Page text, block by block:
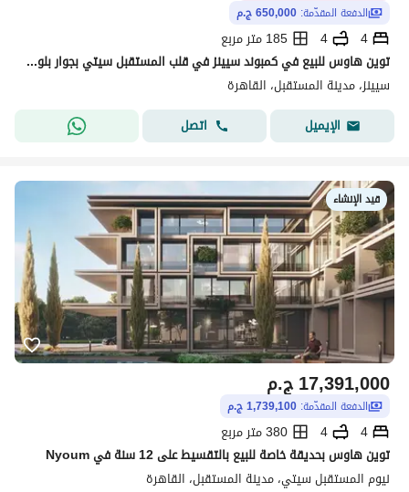
الدفعة المقدّمة: 650,000 ج.م
4
4
185 متر مربع
توين هاوس للبيع في كمبوند سيينز في قلب المستقبل سيتي بجوار بلوم فيلدز بمقدم 5% واقساط علي اطول فتره سداد | Scenes
سيينز، مدينة المستقبل، القاهرة
الإيميل
اتصل
قيد الإنشاء
ج.م17,391,000
الدفعة المقدّمة: 1,739,100 ج.م
4
4
380 متر مربع
توين هاوس بحديقة خاصة للبيع بالتقسيط على 12 سنة في Nyoum
نيوم المستقبل سيتي، مدينة المستقبل، القاهرة